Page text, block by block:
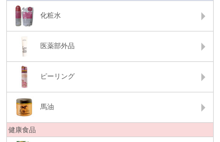
化粧水
医薬部外品
ピーリング
馬油
健康食品